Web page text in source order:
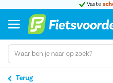
Vaste
Terug